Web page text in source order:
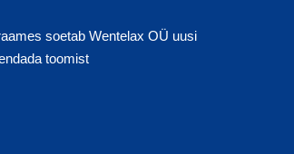
soetab Wentelax OÜ uusi
toomist